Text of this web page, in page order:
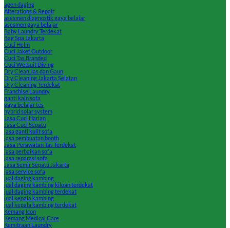
agen daging
Alterations & Repair
asesmen diagnostik gaya belajar
asesmen gaya belajar
Baby Laundry Terdekat
Bag Spa Jakarta
Cuci Helm
Cuci Jaket Outdoor
Cuci Tas Branded
Cuci Wetsuit Diving
Dry Clean Jas dan Gaun
Dry Cleaning Jakarta Selatan
Dry Cleaning Terdekat
Franchise Laundry
ganti kain sofa
gaya belajar tes
hybrid solar system
Jasa Cuci Harian
Jasa Cuci Sepatu
jasa ganti kulit sofa
jasa pembuatan booth
Jasa Perawatan Tas Terdekat
jasa perbaikan sofa
jasa reparasi sofa
Jasa Semir Sepatu Jakarta
jasa service sofa
jual daging kambing
jual daging kambing kiloan terdekat
jual daging kambing terdekat
jual kepala kambing
jual kepala kambing terdekat
Kemang Icon
Kemang Medical Care
Kemitraan Laundry